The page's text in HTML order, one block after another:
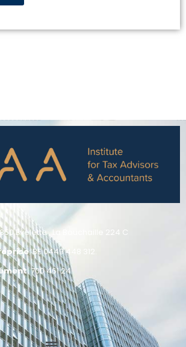
Evelette , La Bouchaille 224 C
: BE 0449 448 312.
: 700 461 24